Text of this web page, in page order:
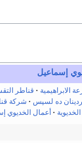
إسماعيل
الابراهيمية قناطر
ده لسپس شركة
أعمال الخديوي